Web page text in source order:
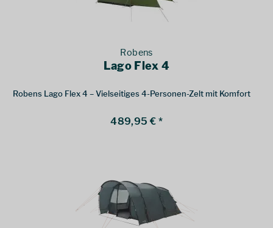
Robens
Lago Flex 4
Robens Lago Flex 4 – Vielseitiges 4-Personen-Zelt mit Komfort
489,95 € *